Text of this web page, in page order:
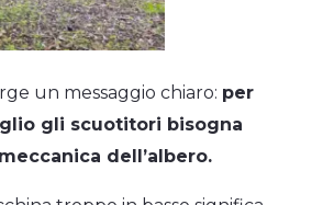
un messaggio chiaro: per
gli scuotitori bisogna
dell’albero.